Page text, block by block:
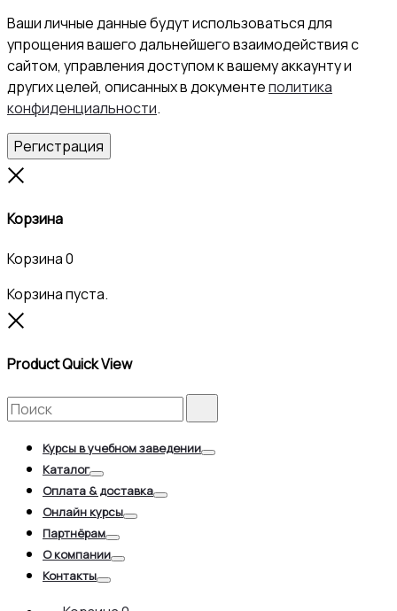
Ваши личные данные будут использоваться для
упрощения вашего дальнейшего взаимодействия с
сайтом, управления доступом к вашему аккаунту и
других целей, описанных в документеполитика
конфиденциальности.
Регистрация
Корзина
Корзина0
Корзина пуста.
Product Quick View
Search
for:
Курсы в учебном заведении
Каталог
Toggle
Оплата & доставка
Онлайн курсы
Партнёрам
О компании
Контакты